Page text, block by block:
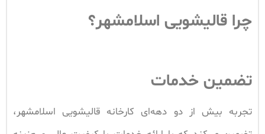
چرا قالیشویی اسلامشهر؟
تضمین خدمات
تجربه بیش از دو دهه‌ای کارخانه قالیشویی اسلامشهر،